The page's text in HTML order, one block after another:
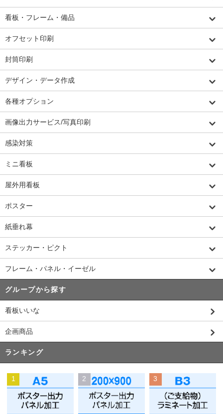
看板・フレーム・備品
オフセット印刷
封筒印刷
デザイン・データ作成
各種オプション
画像出力サービス/写真印刷
感染対策
ミニ看板
屋外用看板
ポスター
紙垂れ幕
ステッカー・ピクト
フレーム・パネル・イーゼル
グループから探す
看板いいな
企画商品
ランキング
1 2 3